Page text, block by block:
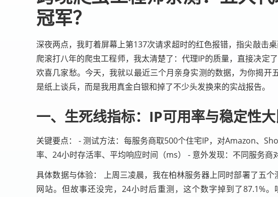
冠军？
深夜两点，我盯着屏幕上第137次请求超时的红色报错，指尖敲
爬滚打八年的爬虫工程师，我太清楚了：代理IP的质量，直接决定
欢喜几家愁。今天，我就以最近三个月亲身实测的数据，为你揭
是纸上谈兵，而是我用真金白银和掉了不少头发换来的实战报告。
一、生死线指标：IP可用率与稳定性
关键要点： - 测试方法：每服务商取500个住宅IP，对Amazon、
率、24小时存活率、平均响应时间（ms） - 意外发现：不同服务商
具体数据与体验： 上周三凌晨，我在柏林服务器上同时部署了五
网站。但故事还没完，24小时后重测，这个数字掉到了87.1%